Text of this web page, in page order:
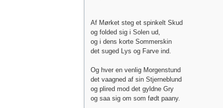
Af Mørket steg et spinkelt Skud
og folded sig i Solen ud,
og i dens korte Sommerskin
det suged Lys og Farve ind.
Og hver en venlig Morgenstund
det vaagned af sin Stjerneblund
og plired mod det gyldne Gry
og saa sig om som født paany.